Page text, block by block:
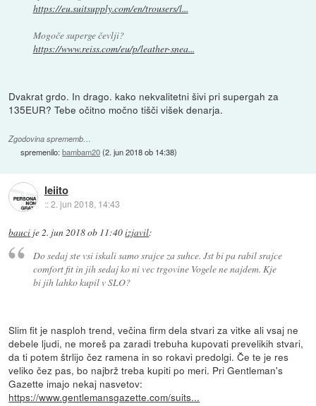
https://eu.suitsupply.com/en/trousers/l...
Mogoče superge čevlji?
https://www.reiss.com/eu/p/leather-snea...
Dvakrat grdo. In drago. kako nekvalitetni šivi pri supergah za
135EUR? Tebe očitno močno tišči višek denarja.
Zgodovina sprememb…
spremenilo:bambam20(2. jun 2018 ob 14:38)
leiito
::2. jun 2018, 14:43
bauci je2. jun 2018 ob 11:40izjavil:
Do sedaj ste vsi iskali samo srajce za suhce. Jst bi pa rabil srajce
comfort fit in jih sedaj ko ni vec trgovine Vogele ne najdem. Kje
bi jih lahko kupil v SLO?
Slim fit je nasploh trend, večina firm dela stvari za vitke ali vsaj ne
debele ljudi, ne moreš pa zaradi trebuha kupovati prevelikih stvari,
da ti potem štrlijo čez ramena in so rokavi predolgi. Če te je res
veliko čez pas, bo najbrž treba kupiti po meri. Pri Gentleman's
Gazette imajo nekaj nasvetov:
https://www.gentlemansgazette.com/suits...